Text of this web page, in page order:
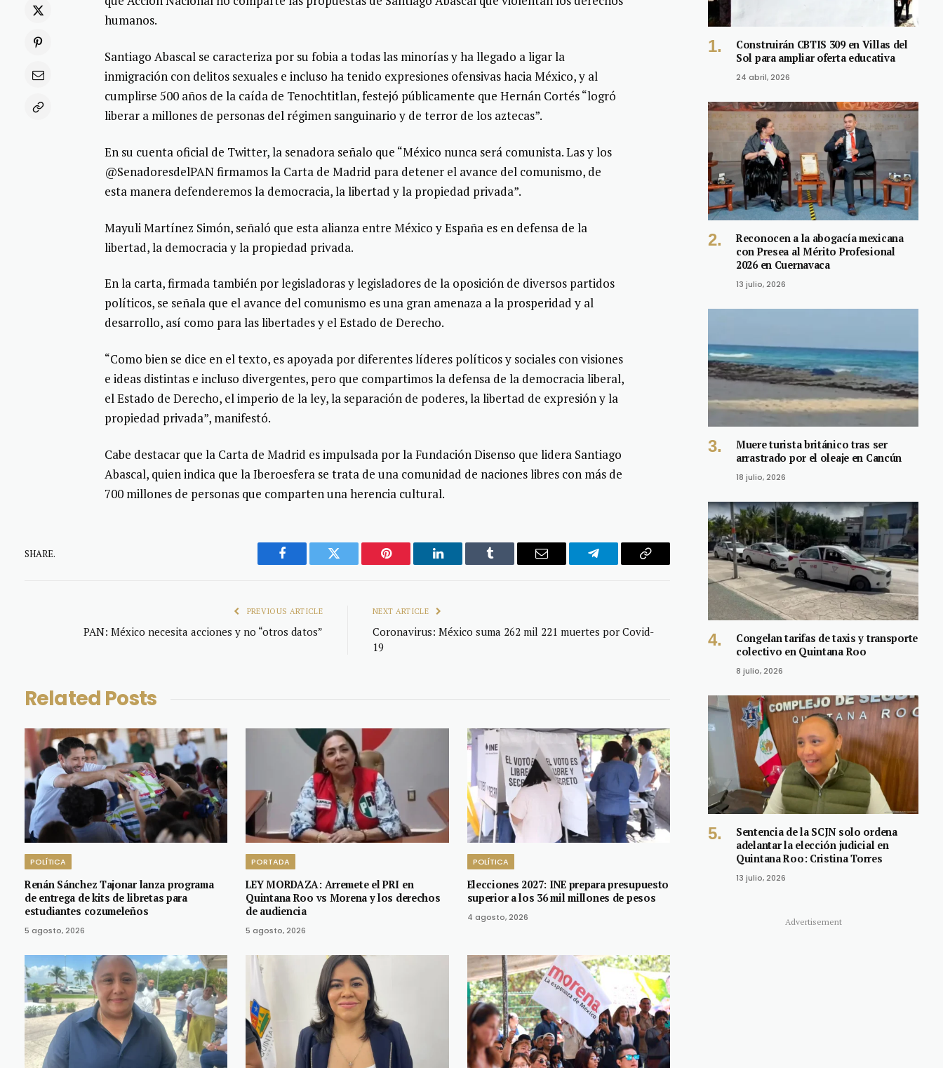
humanos.
Santiago Abascal se caracteriza por su fobia a todas las minorías y ha llegado a ligar la
inmigración con delitos sexuales e incluso ha tenido expresiones ofensivas hacia México, y al
cumplirse 500 años de la caída de Tenochtitlan, festejó públicamente que Hernán Cortés “logró
liberar a millones de personas del régimen sanguinario y de terror de los aztecas”.
En su cuenta oficial de Twitter, la senadora señalo que “México nunca será comunista. Las y los
@SenadoresdelPAN firmamos la Carta de Madrid para detener el avance del comunismo, de
esta manera defenderemos la democracia, la libertad y la propiedad privada”.
Mayuli Martínez Simón, señaló que esta alianza entre México y España es en defensa de la
libertad, la democracia y la propiedad privada.
En la carta, firmada también por legisladoras y legisladores de la oposición de diversos partidos
políticos, se señala que el avance del comunismo es una gran amenaza a la prosperidad y al
desarrollo, así como para las libertades y el Estado de Derecho.
“Como bien se dice en el texto, es apoyada por diferentes líderes políticos y sociales con visiones
e ideas distintas e incluso divergentes, pero que compartimos la defensa de la democracia liberal,
el Estado de Derecho, el imperio de la ley, la separación de poderes, la libertad de expresión y la
propiedad privada”, manifestó.
Cabe destacar que la Carta de Madrid es impulsada por la Fundación Disenso que lidera Santiago
Abascal, quien indica que la Iberoesfera se trata de una comunidad de naciones libres con más de
700 millones de personas que comparten una herencia cultural.
SHARE.
Facebook Twitter Pinterest LinkedIn Tumblr Email Telegram Copy
PREVIOUS ARTICLE
PAN: México necesita acciones y no “otros datos”
NEXT ARTICLE
Coronavirus: México suma 262 mil 221 muertes por Covid-
19
Related Posts
POLÍTICA
Renán Sánchez Tajonar lanza programa
de entrega de kits de libretas para
estudiantes cozumeleños
5 agosto, 2026
PORTADA
LEY MORDAZA: Arremete el PRI en
Quintana Roo vs Morena y los derechos
de audiencia
5 agosto, 2026
POLÍTICA
Elecciones 2027: INE prepara presupuesto
superior a los 36 mil millones de pesos
4 agosto, 2026
Construirán CBTIS 309 en Villas del
Sol para ampliar oferta educativa
24 abril, 2026
Reconocen a la abogacía mexicana
con Presea al Mérito Profesional
2026 en Cuernavaca
13 julio, 2026
Muere turista británico tras ser
arrastrado por el oleaje en Cancún
18 julio, 2026
Congelan tarifas de taxis y transporte
colectivo en Quintana Roo
8 julio, 2026
Sentencia de la SCJN solo ordena
adelantar la elección judicial en
Quintana Roo: Cristina Torres
13 julio, 2026
Advertisement